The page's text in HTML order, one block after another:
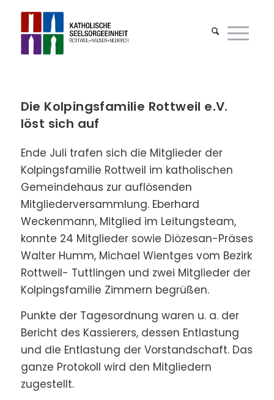
Die Kolpingsfamilie Rottweil e.V.
löst sich auf
Ende Juli trafen sich die Mitglieder der
Kolpingsfamilie Rottweil im katholischen
Gemeindehaus zur auflösenden
Mitgliederversammlung. Eberhard
Weckenmann, Mitglied im Leitungsteam,
konnte 24 Mitglieder sowie Diözesan-Präses
Walter Humm, Michael Wientges vom Bezirk
Rottweil- Tuttlingen und zwei Mitglieder der
Kolpingsfamilie Zimmern begrüßen.
Punkte der Tagesordnung waren u. a. der
Bericht des Kassierers, dessen Entlastung
und die Entlastung der Vorstandschaft. Das
ganze Protokoll wird den Mitgliedern
zugestellt.